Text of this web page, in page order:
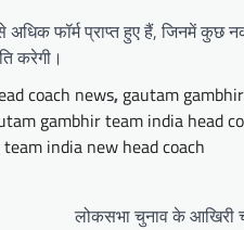
प्राप्त हुए हैं, जिनमें कुछ
करेगी।
coach news, gautam
gambhir team india head
team india new head coach
लोकसभा चुनाव के आखिरी